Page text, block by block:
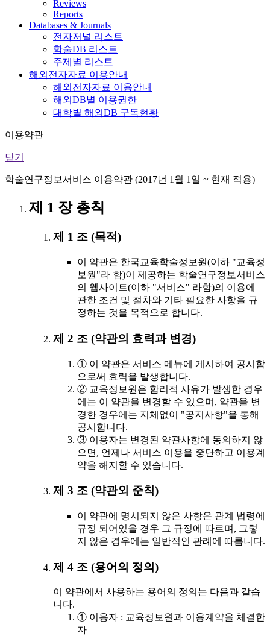
Reviews
Reports
Databases & Journals
전자저널 리스트
학술DB 리스트
주제별 리스트
해외전자자료 이용안내
해외전자자료 이용안내
해외DB별 이용권한
대학별 해외DB 구독현황
이용약관
닫기
학술연구정보서비스 이용약관 (2017년 1월 1일 ~ 현재 적용)
제 1 장 총칙
제 1 조 (목적)
이 약관은 한국교육학술정보원(이하 "교육정
보원"라 함)이 제공하는 학술연구정보서비스
의 웹사이트(이하 "서비스" 라함)의 이용에
관한 조건 및 절차와 기타 필요한 사항을 규
정하는 것을 목적으로 합니다.
제 2 조 (약관의 효력과 변경)
① 이 약관은 서비스 메뉴에 게시하여 공시함
으로써 효력을 발생합니다.
② 교육정보원은 합리적 사유가 발생한 경우
에는 이 약관을 변경할 수 있으며, 약관을 변
경한 경우에는 지체없이 "공지사항"을 통해
공시합니다.
③ 이용자는 변경된 약관사항에 동의하지 않
으면, 언제나 서비스 이용을 중단하고 이용계
약을 해지할 수 있습니다.
제 3 조 (약관외 준칙)
이 약관에 명시되지 않은 사항은 관계 법령에
규정 되어있을 경우 그 규정에 따르며, 그렇
지 않은 경우에는 일반적인 관례에 따릅니다.
제 4 조 (용어의 정의)
이 약관에서 사용하는 용어의 정의는 다음과 같습
니다.
① 이용자 : 교육정보원과 이용계약을 체결한
자